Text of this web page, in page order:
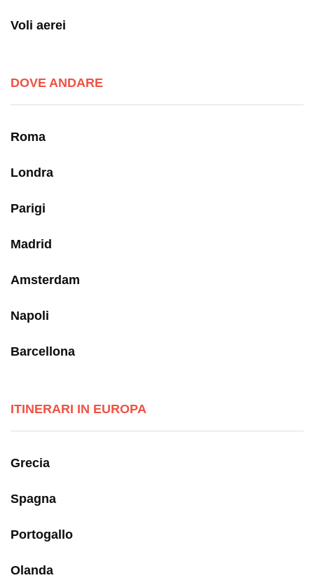
Voli aerei
DOVE ANDARE
Roma
Londra
Parigi
Madrid
Amsterdam
Napoli
Barcellona
ITINERARI IN EUROPA
Grecia
Spagna
Portogallo
Olanda